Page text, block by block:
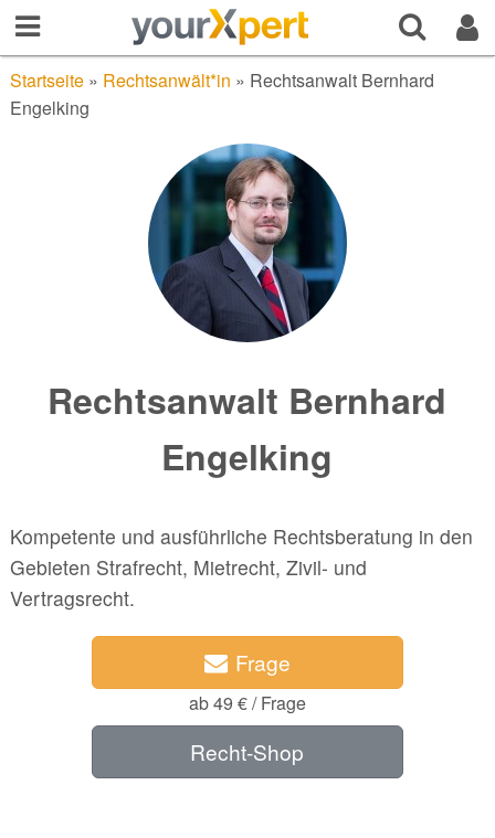
Startseite» Rechtsanwält*in » Rechtsanwalt Bernhard
Engelking
Rechtsanwalt Bernhard
Engelking
Kompetente und ausführliche Rechtsberatung in den
Gebieten Strafrecht, Mietrecht, Zivil- und
Vertragsrecht.
Frage
ab 49 € / Frage
Recht-Shop